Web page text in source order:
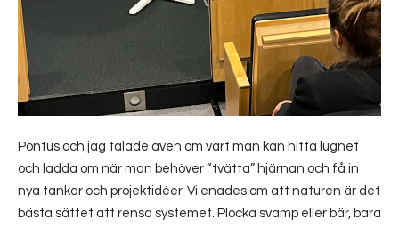
Pontus och jag talade även om vart man kan hitta lugnet
och ladda om när man behöver “tvätta” hjärnan och få in
nya tankar och projektidéer. Vi enades om att naturen är det
bästa sättet att rensa systemet. Plocka svamp eller bär, bara